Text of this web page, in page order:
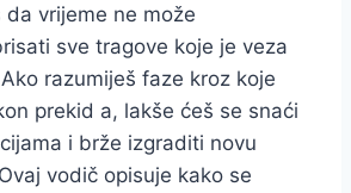
vrijeme ne može
sve tragove koje je veza
razumiješ faze kroz koje
prekid a, lakše ćeš se snaći
i brže izgraditi novu
vodič opisuje kako se